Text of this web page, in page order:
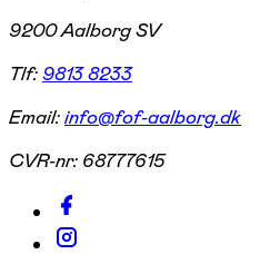
9200 Aalborg SV
Tlf:9813 8233
Email:info@fof-aalborg.dk
CVR-nr: 68777615